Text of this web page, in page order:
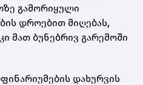
გამორიყული
დროებით მიღებას,
მათ ბუნებრივ გარემოში
დახურვის